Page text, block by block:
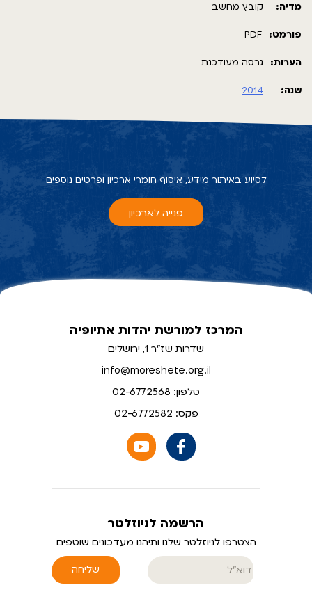
מדיה: קובץ מחשב
פורמט: PDF
הערות: גרסה מעודכנת
שנה: 2014
לסיוע באיתור מידע, איסוף חומרי ארכיון ופרטים נוספים
פנייה לארכיון
המרכז למורשת יהדות אתיופיה
שדרות שז"ר 1, ירושלים
info@moreshete.org.il
טלפון: 02-6772568
פקס: 02-6772582
הרשמה לניוזלטר
הצטרפו לניוזלטר שלנו ותיהנו מעדכונים שוטפים
שליחה